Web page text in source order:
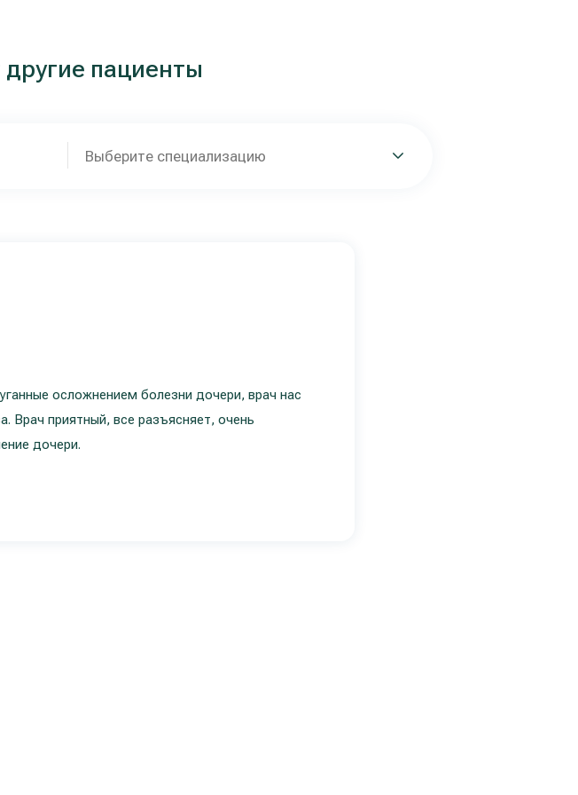
пациенты
Выберите специализацию
осложнением болезни дочери, врач нас
Врач приятный, все разъясняет, очень
дочери.